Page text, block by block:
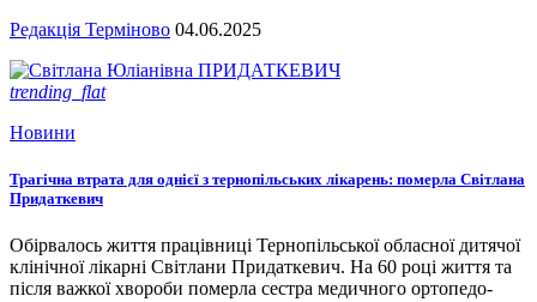
Редакція Терміново 04.06.2025
trending_flat
Новини
Трагічна втрата для однієї з тернопільських лікарень: померла Світлана
Придаткевич
Обірвалось життя працівниці Тернопільської обласної дитячої
клінічної лікарні Світлани Придаткевич. На 60 році життя та
після важкої хвороби померла сестра медичного ортопедо-